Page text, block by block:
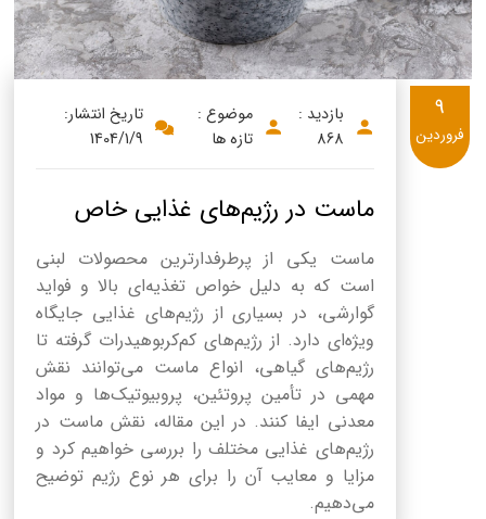
بازدید :
868
موضوع :
تازه ها
تاریخ انتشار:
1404/1/9
ماست در رژیم‌های غذایی خاص
ماست یکی از پرطرفدارترین محصولات لبنی
است که به دلیل خواص تغذیه‌ای بالا و فواید
گوارشی، در بسیاری از رژیم‌های غذایی جایگاه
ویژه‌ای دارد. از رژیم‌های کم‌کربوهیدرات گرفته تا
رژیم‌های گیاهی، انواع ماست می‌توانند نقش
مهمی در تأمین پروتئین، پروبیوتیک‌ها و مواد
معدنی ایفا کنند. در این مقاله، نقش ماست در
رژیم‌های غذایی مختلف را بررسی خواهیم کرد و
مزایا و معایب آن را برای هر نوع رژیم توضیح
می‌دهیم.
9
فروردین